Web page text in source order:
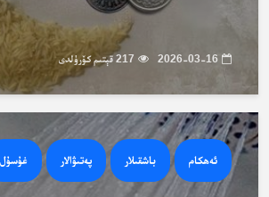
2026-03-16 217 قېتىم كۆرۈلدى
ئەھكام باشقىلار پەتىۋالار غۇسۇل